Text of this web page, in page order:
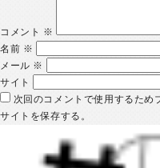
コメント ※
名前 ※
メール ※
サイト
次回のコメントで使用するため
サイトを保存する。